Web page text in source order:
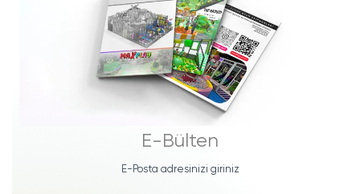
E-Bülten
E-Posta adresinizi giriniz